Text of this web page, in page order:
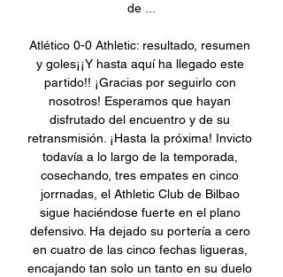
de ...
Atlético 0-0 Athletic: resultado, resumen
y goles¡¡Y hasta aquí ha llegado este
partido!! ¡Gracias por seguirlo con
nosotros! Esperamos que hayan
disfrutado del encuentro y de su
retransmisión. ¡Hasta la próxima! Invicto
todavía a lo largo de la temporada,
cosechando, tres empates en cinco
jorrnadas, el Athletic Club de Bilbao
sigue haciéndose fuerte en el plano
defensivo. Ha dejado su portería a cero
en cuatro de las cinco fechas ligueras,
encajando tan solo un tanto en su duelo